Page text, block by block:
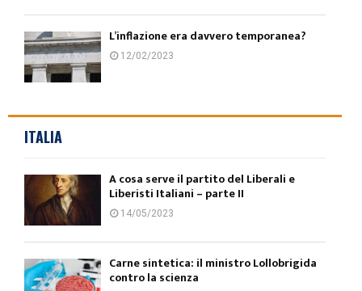
L’inflazione era davvero temporanea?
12/02/2023
ITALIA
A cosa serve il partito del Liberali e
Liberisti Italiani – parte II
14/05/2023
Carne sintetica: il ministro Lollobrigida
contro la scienza